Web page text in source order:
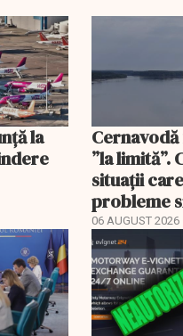
la
”la limită”.
situații
probleme
energetic
06 AUGUST 2026